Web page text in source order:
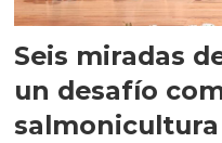
Seis miradas
un desafío